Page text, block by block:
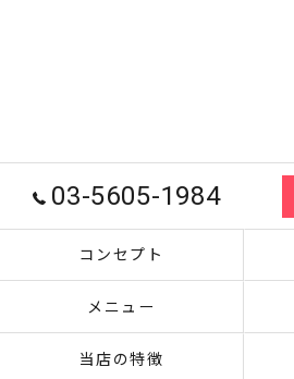
03-5605-1984
コンセプト
メニュー
当店の特徴